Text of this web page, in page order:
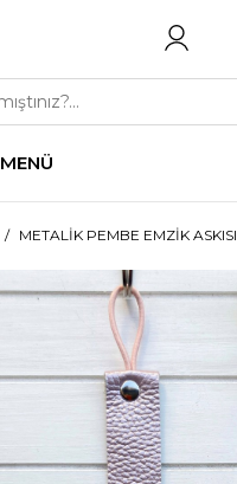
MENÜ
METALIK PEMBE EMZIK ASKISI